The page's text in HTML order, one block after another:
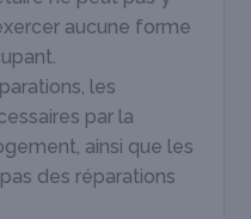
aucune forme
les
par la
ainsi que les
des réparations